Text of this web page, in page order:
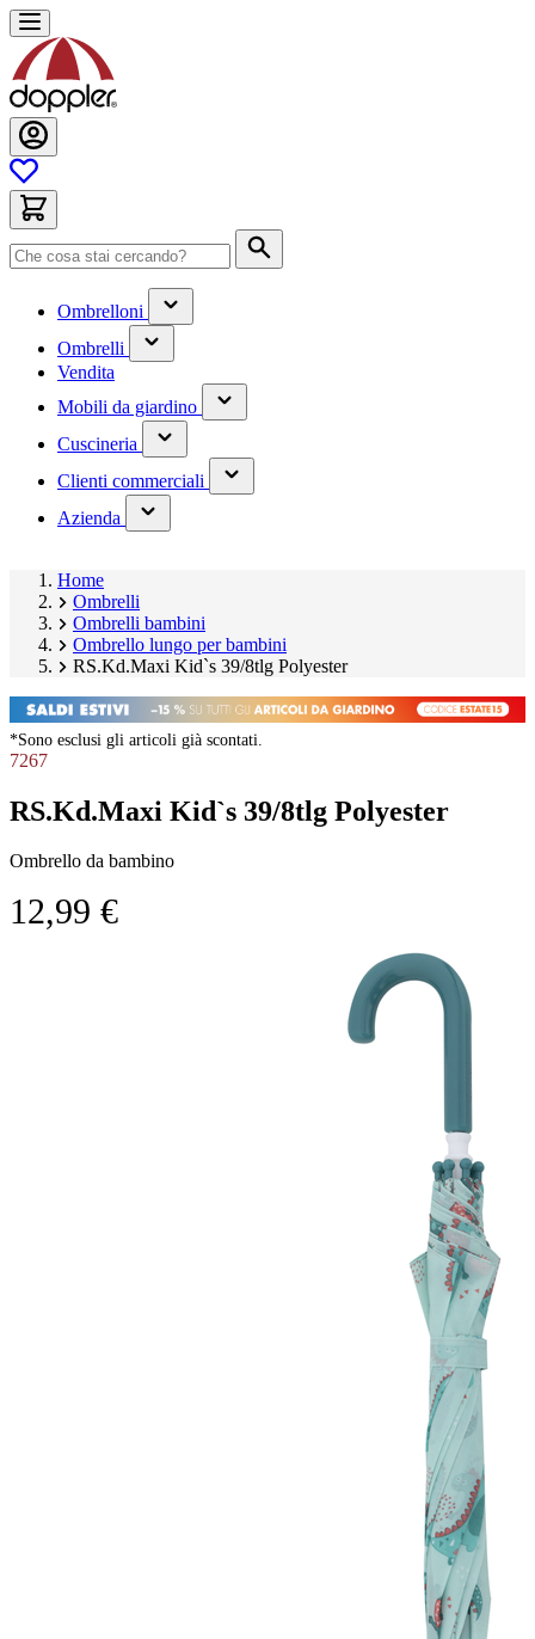
Salta
al
contenuto
Ombrelloni
(contiene
un
sottomenu)
Ombrelli
(contiene
un
Vendita
Mobili da giardino
(contiene
un
Cuscineria
(contiene
un
sottomenu)
Clienti commerciali
(has
submenu)
Azienda
(has
submenu)
Home
Ombrelli
Ombrelli bambini
Ombrello lungo per bambini
RS.Kd.Maxi Kid`s 39/8tlg Polyester
*Sono esclusi gli articoli già scontati.
7267
RS.Kd.Maxi Kid`s 39/8tlg Polyester
Ombrello da bambino
12,99 €